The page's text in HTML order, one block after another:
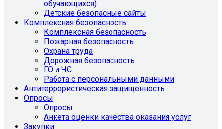
обучающихся)
Детские безопасные сайты
Комплексная безопасность
Комплексная безопасность
Пожарная безопасность
Охрана труда
Дорожная безопасность
ГО и ЧС
Работа с персональными данными
Антитеррористическая защищенность
Опросы
Опросы
Анкета оценки качества оказания услуг
Закупки